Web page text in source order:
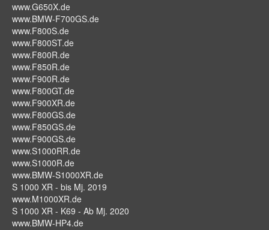
www.G650X.de
www.BMW-F700GS.de
www.F800S.de
www.F800ST.de
www.F800R.de
www.F850R.de
www.F900R.de
www.F800GT.de
www.F900XR.de
www.F800GS.de
www.F850GS.de
www.F900GS.de
www.S1000RR.de
www.S1000R.de
www.BMW-S1000XR.de
S 1000 XR - bis Mj. 2019
www.M1000XR.de
S 1000 XR - K69 - Ab Mj. 2020
www.BMW-HP4.de